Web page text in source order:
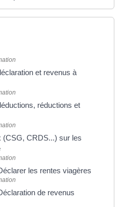
et revenus à
réductions et
(CSG, CRDS...) sur les
les rentes viagères
de revenus